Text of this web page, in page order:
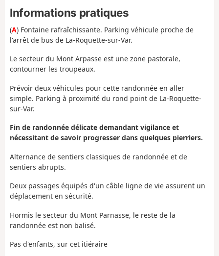
Informations pratiques
(A) Fontaine rafraîchissante. Parking véhicule proche de
l'arrêt de bus de La-Roquette-sur-Var.
Le secteur du Mont Arpasse est une zone pastorale,
contourner les troupeaux.
Prévoir deux véhicules pour cette randonnée en aller
simple. Parking à proximité du rond point de La-Roquette-
sur-Var.
Fin de randonnée délicate demandant vigilance et
nécessitant de savoir progresser dans quelques pierriers.
Alternance de sentiers classiques de randonnée et de
sentiers abrupts.
Deux passages équipés d'un câble ligne de vie assurent un
déplacement en sécurité.
Hormis le secteur du Mont Parnasse, le reste de la
randonnée est non balisé.
Pas d'enfants, sur cet itiéraire